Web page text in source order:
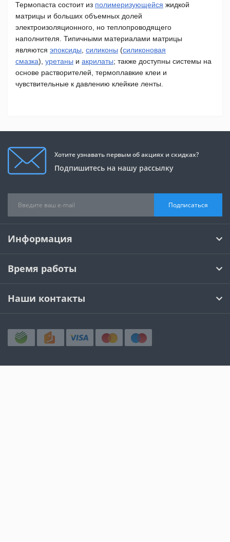
Термопаста состоит из полимеризующейся жидкой
матрицы и больших объемных долей
электроизоляционного, но теплопроводящего
наполнителя. Типичными материалами матрицы
являются эпоксиды, силиконы (силиконовая
смазка), уретаны и акрилаты; также доступны системы на
основе растворителей, термоплавкие клеи и
чувствительные к давлению клейкие ленты.
Хотите узнавать первым об акциях и скидках?
Подпишитесь на нашу рассылку
Подписаться
Информация
Время работы
Наши контакты